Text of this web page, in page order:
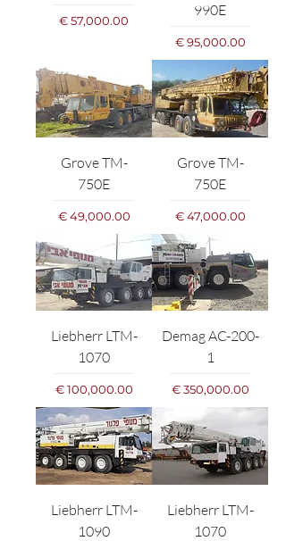
990E
מחיר
מחיר
Grove TM-
750E
מחיר
Grove TM-
750E
מחיר
Demag AC-200-
1
מחיר
Liebherr LTM-
1070
מחיר
Liebherr LTM-
1070
Liebherr LTM-
1090